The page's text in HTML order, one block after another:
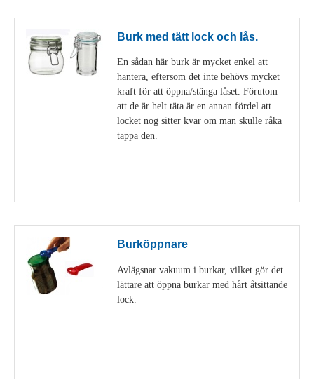
Burk med tätt lock och lås.
En sådan här burk är mycket enkel att
hantera, eftersom det inte behövs mycket
kraft för att öppna/stänga låset. Förutom
att de är helt täta är en annan fördel att
locket nog sitter kvar om man skulle råka
tappa den.
Burköppnare
Avlägsnar vakuum i burkar, vilket gör det
lättare att öppna burkar med hårt åtsittande
lock.